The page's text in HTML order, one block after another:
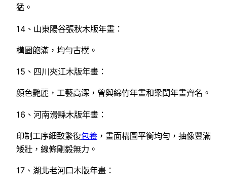
猛。
14、山東陽谷張秋木版年畫：
構圖飽滿，均勻古樸。
15、四川夾江木版年畫：
顏色艷麗，工藝高深，曾與綿竹年畫和梁閏年畫齊名。
16、河南滑縣木版年畫：
印制工序細致繁復包養 ，畫面構圖平衡均勻，抽像豐滿
矮壯，線條剛毅無力。
17、湖北老河口木版年畫：